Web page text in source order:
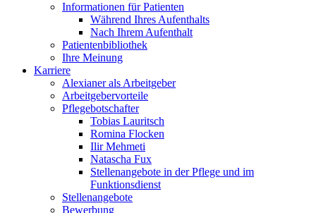
Informationen für Patienten
Während Ihres Aufenthalts
Nach Ihrem Aufenthalt
Patientenbibliothek
Ihre Meinung
Karriere
Alexianer als Arbeitgeber
Arbeitgebervorteile
Pflegebotschafter
Tobias Lauritsch
Romina Flocken
Ilir Mehmeti
Natascha Fux
Stellenangebote in der Pflege und im
Funktionsdienst
Stellenangebote
Bewerbung